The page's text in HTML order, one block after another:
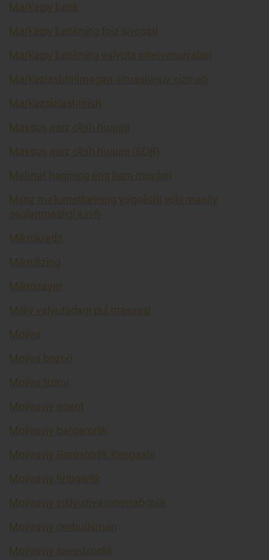
Markaziy bank
Markaziy bankning foiz siyosati
Markaziy bankning valyuta intervensiyalari
Markazlashtirilmagan almashinuv xizmati
Markazsizlashtirish
Maxsus qarz olish huquqi
Maxsus qarz olish huquqi (SDR)
Mehnat haqining eng kam miqdori
Mijoz ma'lumotlarining yo'qolishi yoki maxfiy
saqlanmasligi xavfi
Mikrokredit
Mikrolizing
Mikrozaym
Milliy valyutadagi pul massasi
Moliya
Moliya bozori
Moliya tizimi
Moliyaviy agent
Moliyaviy barqarorlik
Moliyaviy Barqarorlik Kengashi
Moliyaviy firibgarlik
Moliyaviy inklyuziya/ommaboplik
Moliyaviy ombudsman
Moliyaviy savodxonlik